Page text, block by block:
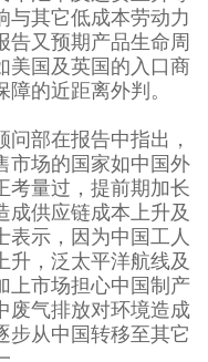
与其它低成本劳动力
告又预期产品生命周
美国及英国的入口商
的近距离外判。
部在报告中指出，
市场的国家如中国外
考量过，提前期加长
成供应链成本上升及
表示，因为中国工人
升，泛太平洋航线及
上市场担心中国制产
废气排放对环境造成
步从中国转移至其它